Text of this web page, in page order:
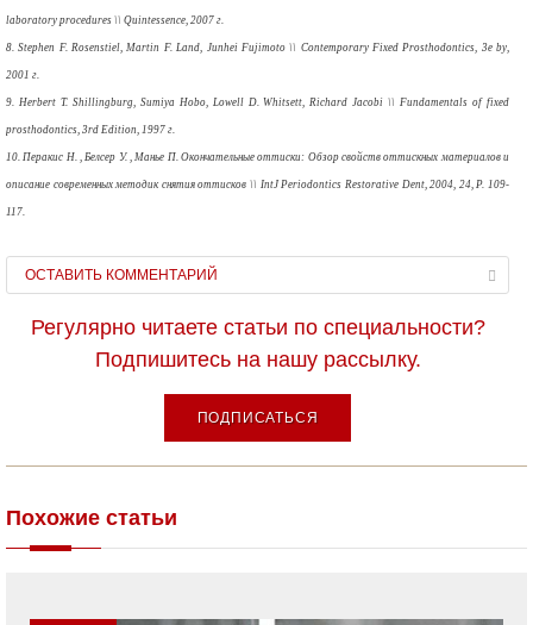
laboratory procedures \\ Quintessence, 2007 г.
8. Stephen F. Rosenstiel, Martin F. Land, Junhei Fujimoto \\ Contemporary Fixed Prosthodontics, 3e by,
2001 г.
9. Herbert T. Shillingburg, Sumiya Hobo, Lowell D. Whitsett, Richard Jacobi \\ Fundamentals of fixed
prosthodontics, 3rd Edition, 1997 г.
10. Перакис Н. , Белсер У. , Манье П. Окончательные оттиски: Обзор свойств оттискных материалов и
описание современных методик снятия оттисков \\ IntJ Periodontics Restorative Dent, 2004, 24, Р. 109-
117.
ОСТАВИТЬ КОММЕНТАРИЙ
Регулярно читаете статьи по специальности?
Подпишитесь на нашу рассылку.
ПОДПИСАТЬСЯ
Похожие статьи